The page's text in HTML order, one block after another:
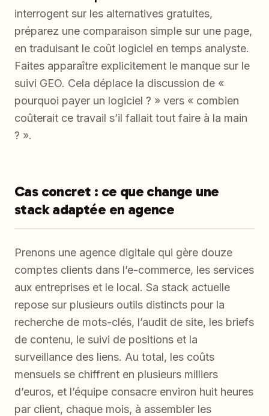
interrogent sur les alternatives gratuites,
préparez une comparaison simple sur une page,
en traduisant le coût logiciel en temps analyste.
Faites apparaître explicitement le manque sur le
suivi GEO. Cela déplace la discussion de «
pourquoi payer un logiciel ? » vers « combien
coûterait ce travail s’il fallait tout faire à la main
? ».
Cas concret : ce que change une
stack adaptée en agence
Prenons une agence digitale qui gère douze
comptes clients dans l’e-commerce, les services
aux entreprises et le local. Sa stack actuelle
repose sur plusieurs outils distincts pour la
recherche de mots-clés, l’audit de site, les briefs
de contenu, le suivi de positions et la
surveillance des liens. Au total, les coûts
mensuels se chiffrent en plusieurs milliers
d’euros, et l’équipe consacre environ huit heures
par client, chaque mois, à assembler les